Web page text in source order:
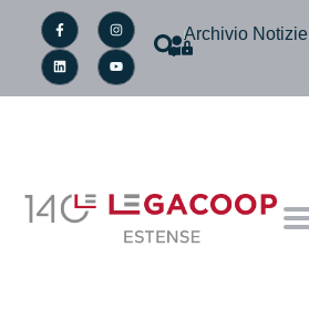
Archivio Notizie